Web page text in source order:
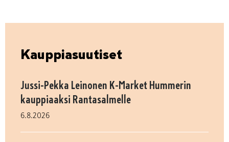
Kauppiasuutiset
Jussi-Pekka Leinonen K-Market Hummerin
kauppiaaksi Rantasalmelle
6.8.2026